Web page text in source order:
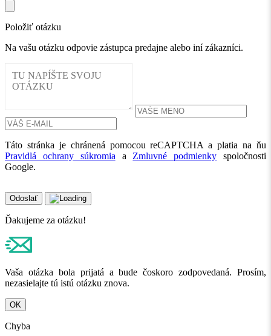
Položiť otázku
Na vašu otázku odpovie zástupca predajne alebo iní zákazníci.
Táto stránka je chránená pomocou reCAPTCHA a platia na ňu
Pravidlá ochrany súkromia a Zmluvné podmienky spoločnosti
Google.
Odoslať
Ďakujeme za otázku!
Vaša otázka bola prijatá a bude čoskoro zodpovedaná. Prosím,
nezasielajte tú istú otázku znova.
OK
Chyba